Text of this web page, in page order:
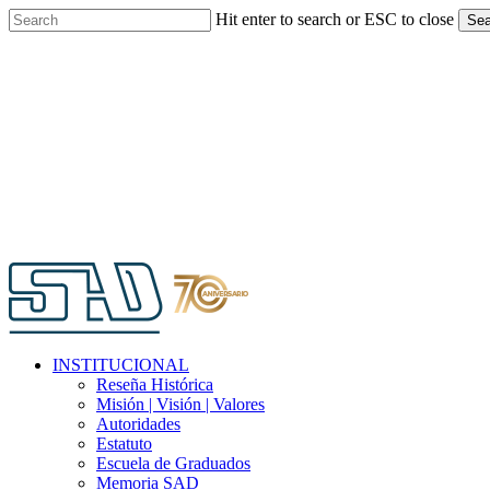
Skip
to
Hit enter to search or ESC to close
Menu
INSTITUCIONAL
Reseña Histórica
Misión | Visión | Valores
Autoridades
Estatuto
Escuela de Graduados
Memoria SAD